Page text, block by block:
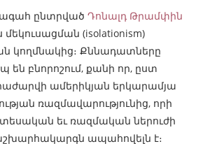
ընտրված Դոնալդ Թրամփին
մեկուսացման (isolationism)
կողմնակից։ Քննադատները
են բնորոշում, քանի որ, ըստ
ամերիկյան երկարամյա
ռազմավարությունից, որի
եւ ռազմական ներուժի
ապահովելն է։